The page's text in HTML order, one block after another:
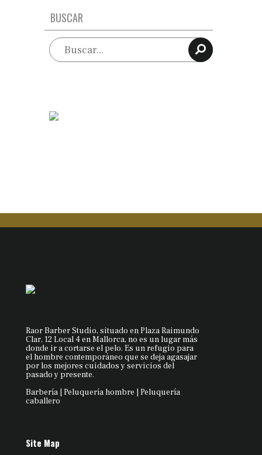
BUSCAR
Raor Barber Studio, situado en Plaza Raimundo
Clar, 12 Local 4 en Mallorca, no es un lugar más
donde ir a cortarse el pelo. Es un refugio para
el hombre contemporáneo que se deja agasajar
por los mejores cuidados y servicios del
pasado y presente.
Barbería | Peluquería hombre | Peluquería
caballero
Site Map